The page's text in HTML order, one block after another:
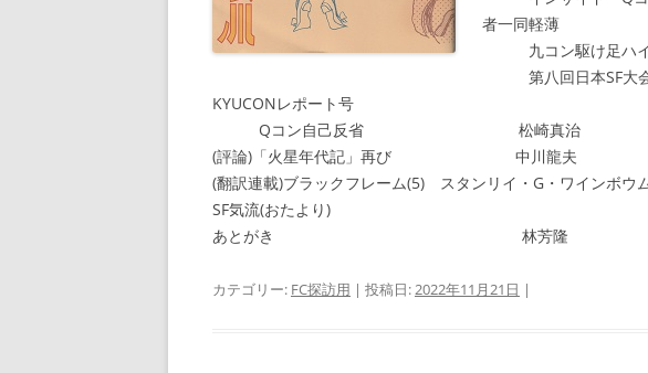
者一同軽薄
九コン駆け足
第八回日本SF大
KYUCONレポート号
Qコン自己反省 松崎真治
(評論)「火星年代記」再び 中川龍夫
(翻訳連載)ブラックフレーム(5) スタンリイ・G・ワインボ
SF気流(おたより)
あとがき 林芳隆
カテゴリー: FC探訪用 | 投稿日:2022年11月21日 |